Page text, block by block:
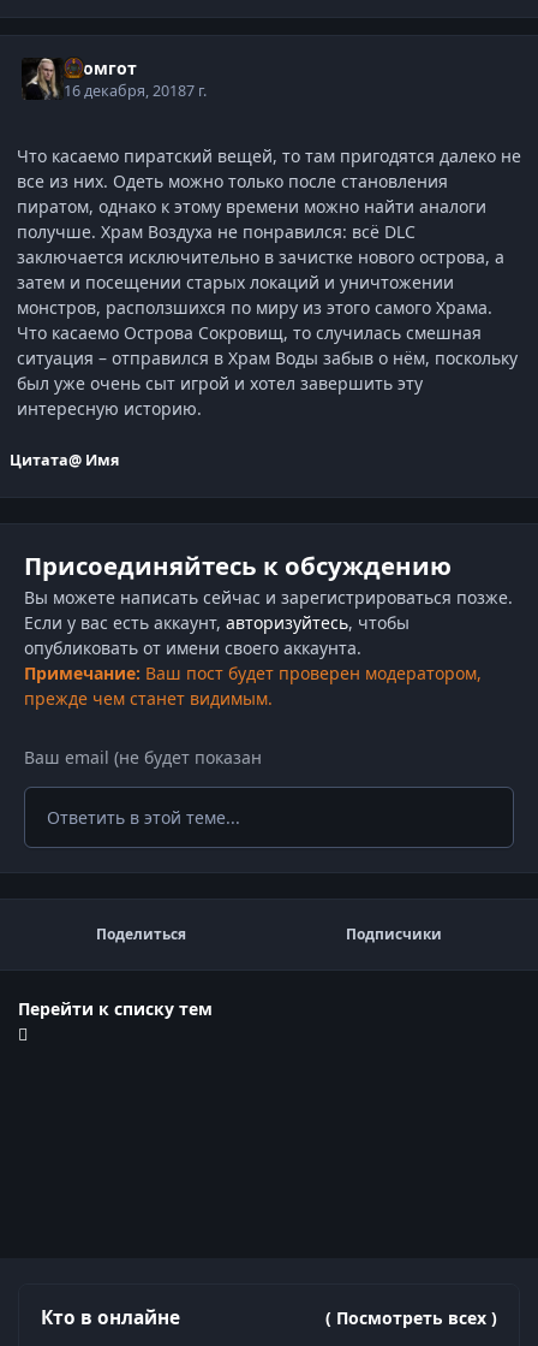
Громгот
16 декабря, 20187 г.
Что касаемо пиратский вещей, то там пригодятся далеко не
все из них. Одеть можно только после становления
пиратом, однако к этому времени можно найти аналоги
получше. Храм Воздуха не понравился: всё DLC
заключается исключительно в зачистке нового острова, а
затем и посещении старых локаций и уничтожении
монстров, расползшихся по миру из этого самого Храма.
Что касаемо Острова Сокровищ, то случилась смешная
ситуация – отправился в Храм Воды забыв о нём, поскольку
был уже очень сыт игрой и хотел завершить эту
интересную историю.
Цитата@ Имя
Присоединяйтесь к обсуждению
Вы можете написать сейчас и зарегистрироваться позже.
Если у вас есть аккаунт, авторизуйтесь, чтобы
опубликовать от имени своего аккаунта.
Примечание: Ваш пост будет проверен модератором,
прежде чем станет видимым.
Ответить в этой теме...
Поделиться Подписчики
Перейти к списку тем
Кто в онлайне ( Посмотреть всех )